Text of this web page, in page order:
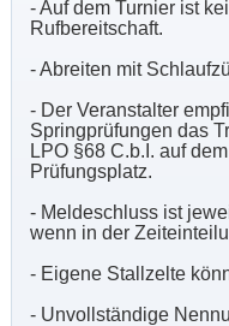
- Auf dem Turnier ist
Rufbereitschaft.
- Abreiten mit
- Der Veranstalter
Springprüfungen das
LPO §68 C.b.I. auf
Prüfungsplatz.
- Meldeschluss ist
wenn in der
- Eigene Stallzelte
- Unvollständige